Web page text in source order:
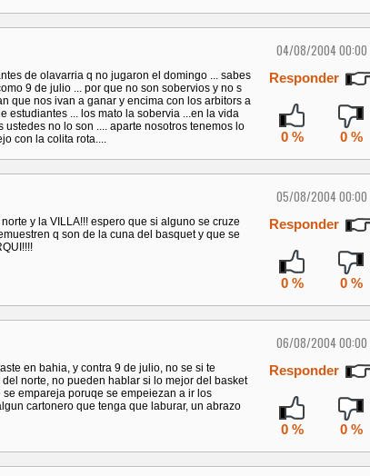
04/08/2004 00:00
de olavarria q no jugaron el domingo ... sabes
9 de julio ... por que no son sobervios y no s
que nos ivan a ganar y encima con los arbitors a
estudiantes ... los mato la sobervia ...en la vida
no lo son .... aparte nosotros tenemos lo
con la colita rota....
Responder
0 % 0 %
05/08/2004 00:00
y la VILLA!!! espero que si alguno se cruze
q son de la cuna del basquet y que se
Responder
0 % 0 %
06/08/2004 00:00
en bahia, y contra 9 de julio, no se si te
norte, no pueden hablar si lo mejor del basket
empareja poruqe se empeiezan a ir los
cartonero que tenga que laburar, un abrazo
Responder
0 % 0 %